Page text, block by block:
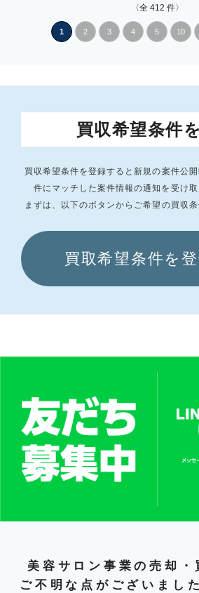
〈全 412 件〉
1 2 3 4 5 10
買収希望条件
買収希望条件を登録すると新規の案件公
件にマッチした案件情報の通知を受け取
まずは、以下のボタンからご希望の買収条
買取希望条件を
美容サロン事業の売却・
ご不明な点がございまし